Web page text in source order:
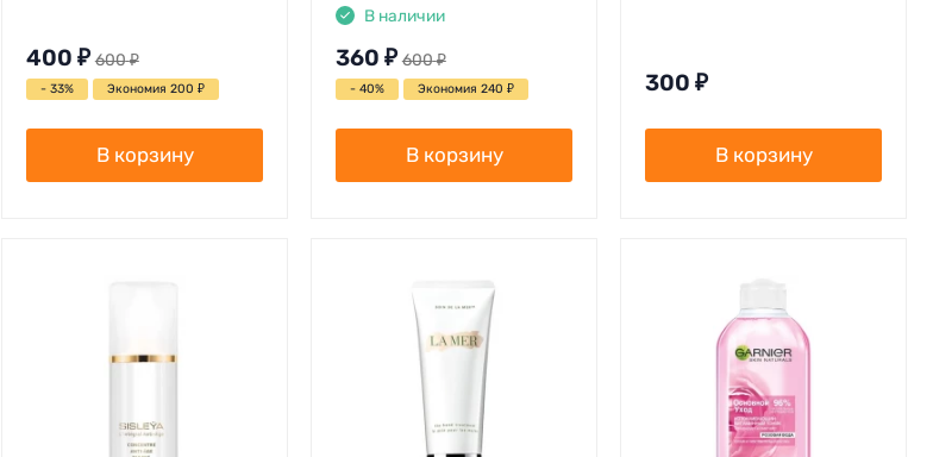
400 ₽ 600₽
- 33% Экономия 200 ₽
В корзину
В наличии
360 ₽ 600₽
- 40% Экономия 240 ₽
В корзину
300 ₽
В корзину